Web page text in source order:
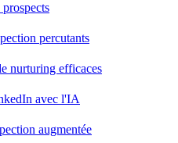
percutants
nurturing efficaces
avec l'IA
augmentée